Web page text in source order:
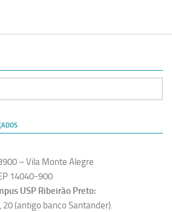
– Vila Monte Alegre
14040-900
USP Ribeirão Preto:
20 (antigo banco Santander).